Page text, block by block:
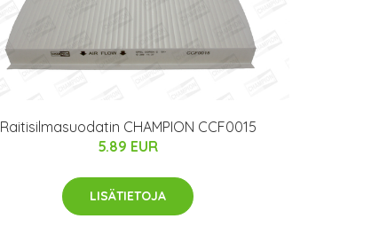
Raitisilmasuodatin CHAMPION CCF0015
5.89 EUR
LISÄTIETOJA